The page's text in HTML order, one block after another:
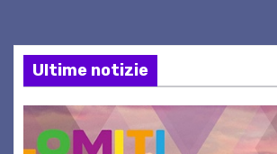
Ultime notizie